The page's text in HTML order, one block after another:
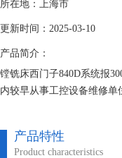
所在地：上海市
更新时间：2025-03-10
产品简介：
镗铣床西门子840D系统报
内较早从事工控设备维修
产品特性
Product characteristics